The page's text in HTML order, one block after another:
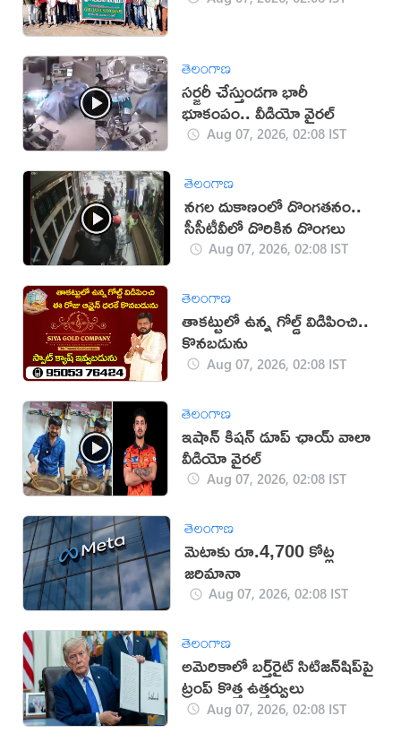
తెలంగాణ
సర్జరీ చేస్తుండగా భారీ
భూకంపం.. వీడియో వైరల్
Aug 07, 2026, 02:08 IST
తెలంగాణ
నగల దుకాణంలో దొంగతనం..
సీసీటీవీలో దొరికిన దొంగలు
Aug 07, 2026, 02:08 IST
తెలంగాణ
తాకట్టులో ఉన్న గోల్డ్ విడిపించి..
కొనబడును
Aug 07, 2026, 02:08 IST
తెలంగాణ
ఇషాన్ కిషన్ డూప్ ఛాయ్ వాలా
వీడియో వైరల్
Aug 07, 2026, 02:08 IST
తెలంగాణ
మెటాకు రూ.4,700 కోట్ల
జరిమానా
Aug 07, 2026, 02:08 IST
తెలంగాణ
అమెరికాలో బర్త్‌రైట్ సిటిజన్‌షిప్‌పై
ట్రంప్ కొత్త ఉత్తర్వులు
Aug 07, 2026, 02:08 IST